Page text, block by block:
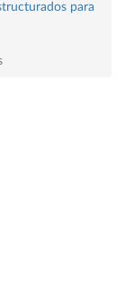
para